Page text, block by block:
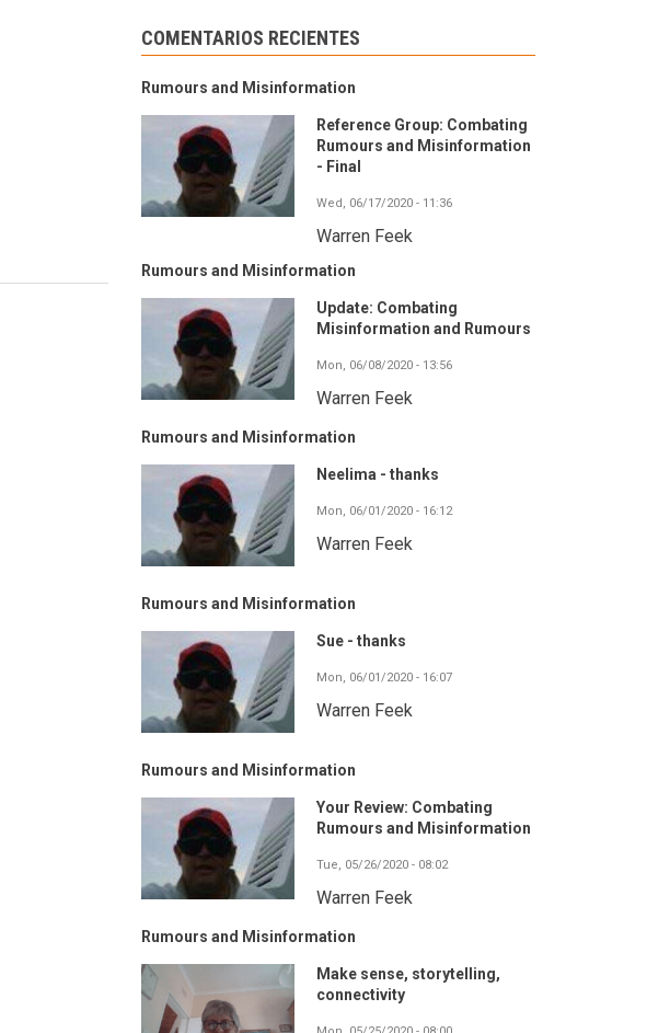
COMENTARIOS RECIENTES
Rumours and Misinformation
Reference Group: Combating
Rumours and Misinformation
- Final
Wed, 06/17/2020 - 11:36
Warren Feek
Rumours and Misinformation
Update: Combating
Misinformation and Rumours
Mon, 06/08/2020 - 13:56
Warren Feek
Rumours and Misinformation
Neelima - thanks
Mon, 06/01/2020 - 16:12
Warren Feek
Rumours and Misinformation
Sue - thanks
Mon, 06/01/2020 - 16:07
Warren Feek
Rumours and Misinformation
Your Review: Combating
Rumours and Misinformation
Tue, 05/26/2020 - 08:02
Warren Feek
Rumours and Misinformation
Make sense, storytelling,
connectivity